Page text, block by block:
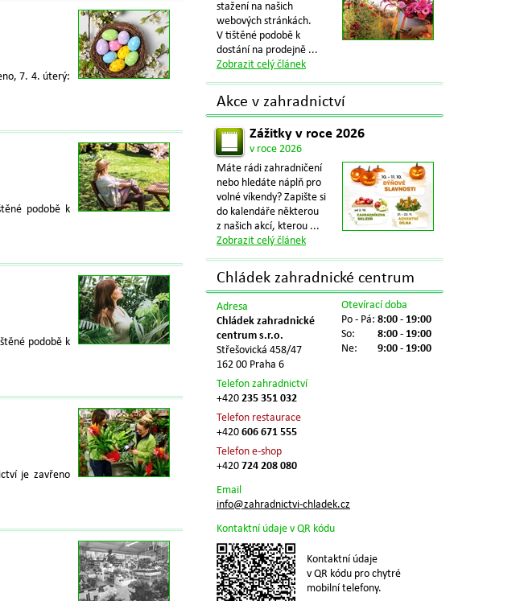
7. 4. úterý:
podobě k
podobě k
je zavřeno
stažení na našich
webových stránkách.
V tištěné podobě k
dostání na prodejně ...
Zobrazit celý článek
Akce v zahradnictví
Zážitky v roce 2026
v roce 2026
Máte rádi zahradničení
nebo hledáte náplň pro
volné víkendy? Zapište si
do kalendáře některou
z našich akcí, kterou ...
Zobrazit celý článek
Chládek zahradnické centrum
Adresa
Chládek zahradnické
centrum s.r.o.
Střešovická 458/47
162 00 Praha 6
Telefon zahradnictví
+420 235 351 032
Telefon restaurace
+420 606 671 555
Telefon e-shop
+420 724 208 080
Otevírací doba
Po - Pá: 8:00 - 19:00
So:
8:00 - 19:00
Ne:
9:00 - 19:00
Email
info@zahradnictvi-chladek.cz
Kontaktní údaje v QR kódu
Kontaktní údaje
v QR kódu pro chytré
mobilní telefony.